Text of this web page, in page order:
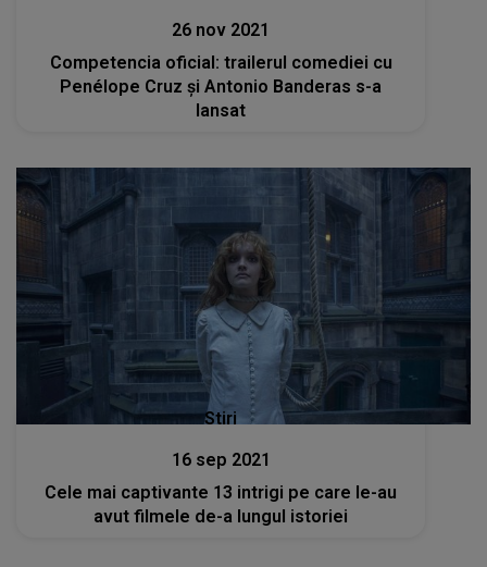
26 nov 2021
Competencia oficial: trailerul comediei cu
Penélope Cruz şi Antonio Banderas s-a
lansat
Stiri
16 sep 2021
Cele mai captivante 13 intrigi pe care le-au
avut filmele de-a lungul istoriei